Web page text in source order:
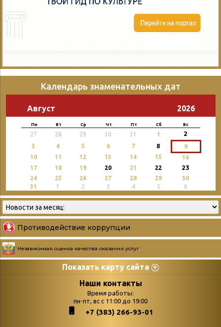
Календарь знаменательных дат
Август 2026
Пн Вт Ср Чт Пт Сб Вс
27 28 29 30 31 1 2
3 4 5 6 7 8
9
10
11 12 13 14 15
16
17
18 19 20 21 22 23
24 25 26 27 28 29
30
31
1 2 3 4 5 6
Противодействие коррупции
Независимая оценка качества оказания услуг
Показать карту сайта
Страницы
podvedenie-itogov-festivalya-
поступлений
Наши контакты
Время работы:
пн-пт, вс с 11:00 до 19:00
+7 (383) 266-93-01